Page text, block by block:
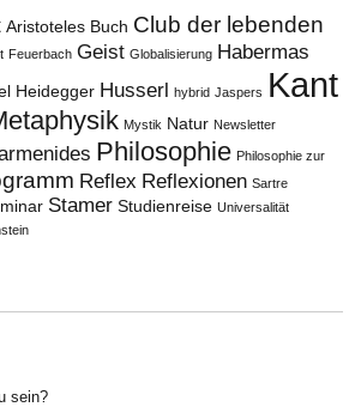
Aristoteles Buch Club der lebenden
Feuerbach Geist Globalisierung Habermas
Heidegger Husserl hybrid Jaspers Kant
Mystik Natur Newsletter
Philosophie Philosophie zur
Reflex Reflexionen Sartre
Stamer Studienreise Universalität
sein?